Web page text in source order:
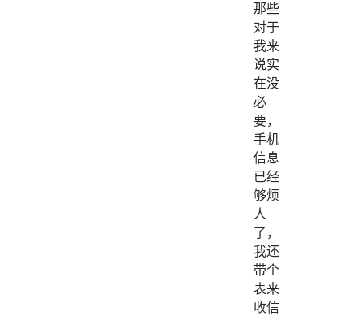
那些
对于
我来
说实
在没
必
要，
手机
信息
已经
够烦
人
了，
我还
带个
表来
收信